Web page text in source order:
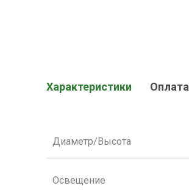
Характеристики Оплата
Диаметр/Высота
Освещение